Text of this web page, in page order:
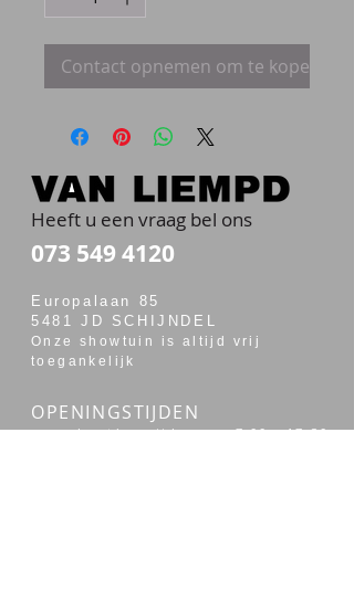
Contact opnemen om te kopen
Heeft u een vraag bel ons
073 549 4120
Europalaan 85
5481 JD SCHIJNDEL
Onze showtuin is altijd vrij
toegankelijk
OPENINGSTIJDEN
maandag t/m vrijdag van 7:00 - 17:30